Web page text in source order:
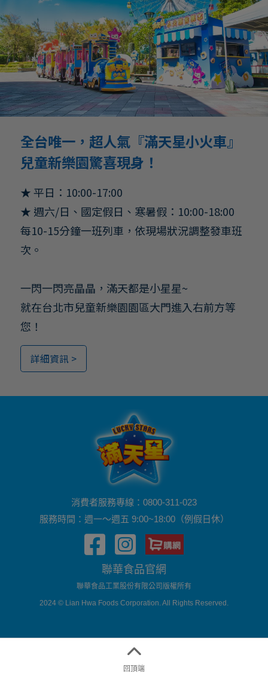
全台唯一，超人氣『滿天星小火車』
兒童新樂園驚喜現身！
★ 平日：10:00-17:00
★ 週六/日、國定假日、寒暑假：10:00-18:00
每10-15分鐘一班列車，依現場狀況調整發車班
次。
一閃一閃亮晶晶，滿天都是小星星~
就在台北市兒童新樂園園區大門進入右前方等
您！
詳細資訊 >
消費者服務專線：0800-311-023
服務時間：週一～週五 9:00~18:00（例假日休）
聯華食品官網
聯華食品工業股份有限公司版權所有
2024 © Lian Hwa Foods Corporation. All Rights Reserved.
回頂端